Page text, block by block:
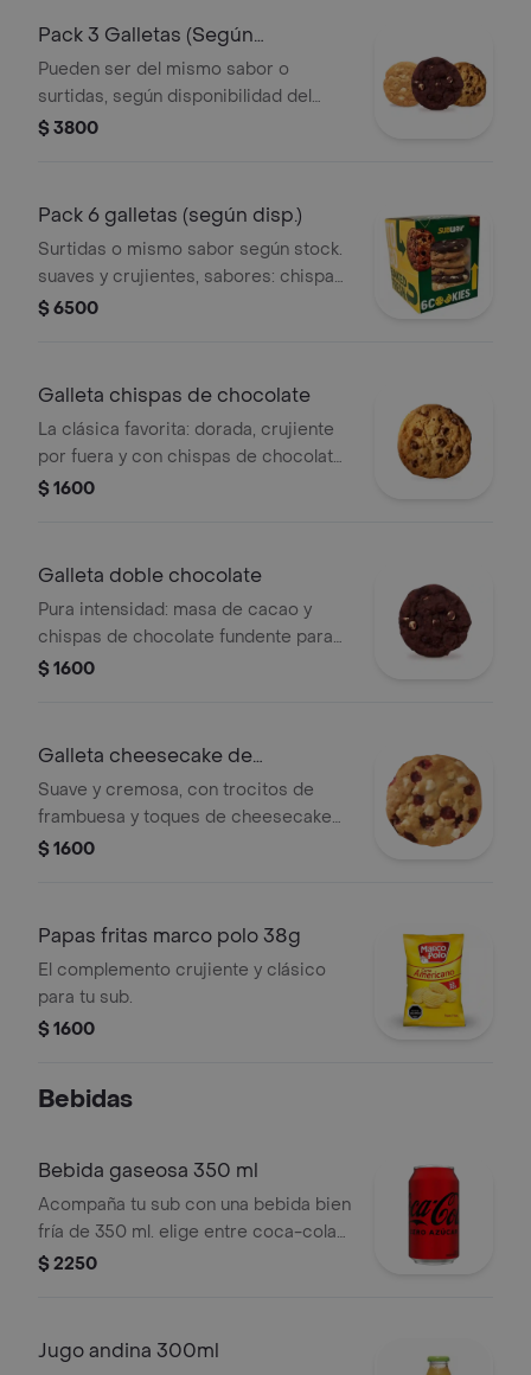
Pack 3 Galletas (Según
disponibilidad)
Pueden ser del mismo sabor o
surtidas, según disponibilidad del
restaurante, para asegurar máxima
de chocolate, doble chocolate o nuez
de macadamia. suaves por dentro,
crujientes por fuera y deliciosas en
cada bocado.
$ 3800
Pack 6 galletas (según disp.)
Surtidas o mismo sabor según stock.
suaves y crujientes, sabores: chispas
de chocolate, doble chocolate,
$ 6500
Galleta chispas de chocolate
La clásica favorita: dorada, crujiente
por fuera y con chispas de chocolate
derretido por dentro. ¡un placer que
$ 1600
Galleta doble chocolate
Pura intensidad: masa de cacao y
chispas de chocolate fundente para
los verdaderos fanáticos del
$ 1600
Galleta cheesecake de
frambuesa
Suave y cremosa, con trocitos de
frambuesa y toques de cheesecake
que se derriten en tu boca. ¡un
$ 1600
Papas fritas marco polo 38g
El complemento crujiente y clásico
para tu sub.
$ 1600
Bebidas
Bebida gaseosa 350 ml
Acompaña tu sub con una bebida bien
fría de 350 ml. elige entre coca-cola
original, coca-cola light, fanta o sprite.
$ 2250
Jugo andina 300ml